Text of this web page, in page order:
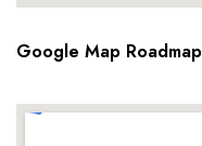
Google Map Roadmap